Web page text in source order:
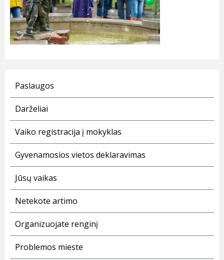
Paslaugos
Darželiai
Vaiko registracija į mokyklas
Gyvenamosios vietos deklaravimas
Jūsų vaikas
Netekote artimo
Organizuojate renginį
Problemos mieste